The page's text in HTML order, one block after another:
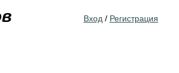
Вход / Регистрация